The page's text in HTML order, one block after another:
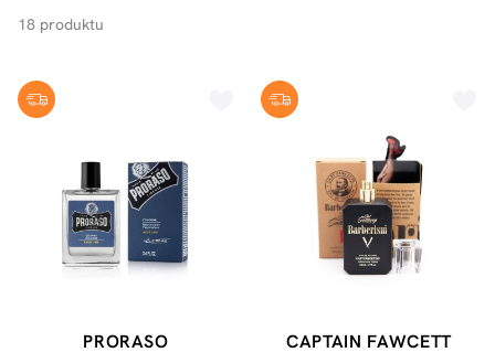
18 produktu
PRORASO CAPTAIN FAWCETT